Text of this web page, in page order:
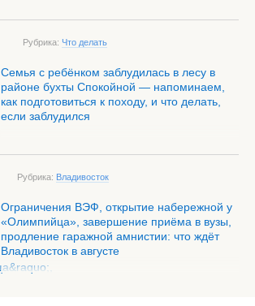
Рубрика: Что делать
Семья с ребёнком заблудилась в лесу в
районе бухты Спокойной — напоминаем,
как подготовиться к походу, и что делать,
если заблудился
Рубрика: Владивосток
Ограничения ВЭФ, открытие набережной у
«Олимпийца», завершение приёма в вузы,
продление гаражной амнистии: что ждёт
Владивосток в августе